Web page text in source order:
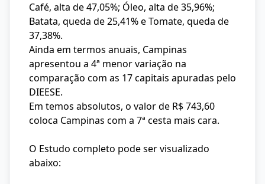
Café, alta de 47,05%; Óleo, alta de 35,96%;
Batata, queda de 25,41% e Tomate, queda de
37,38%.
Ainda em termos anuais, Campinas
apresentou a 4ª menor variação na
comparação com as 17 capitais apuradas pelo
DIEESE.
Em temos absolutos, o valor de R$ 743,60
coloca Campinas com a 7ª cesta mais cara.
O Estudo completo pode ser visualizado
abaixo: